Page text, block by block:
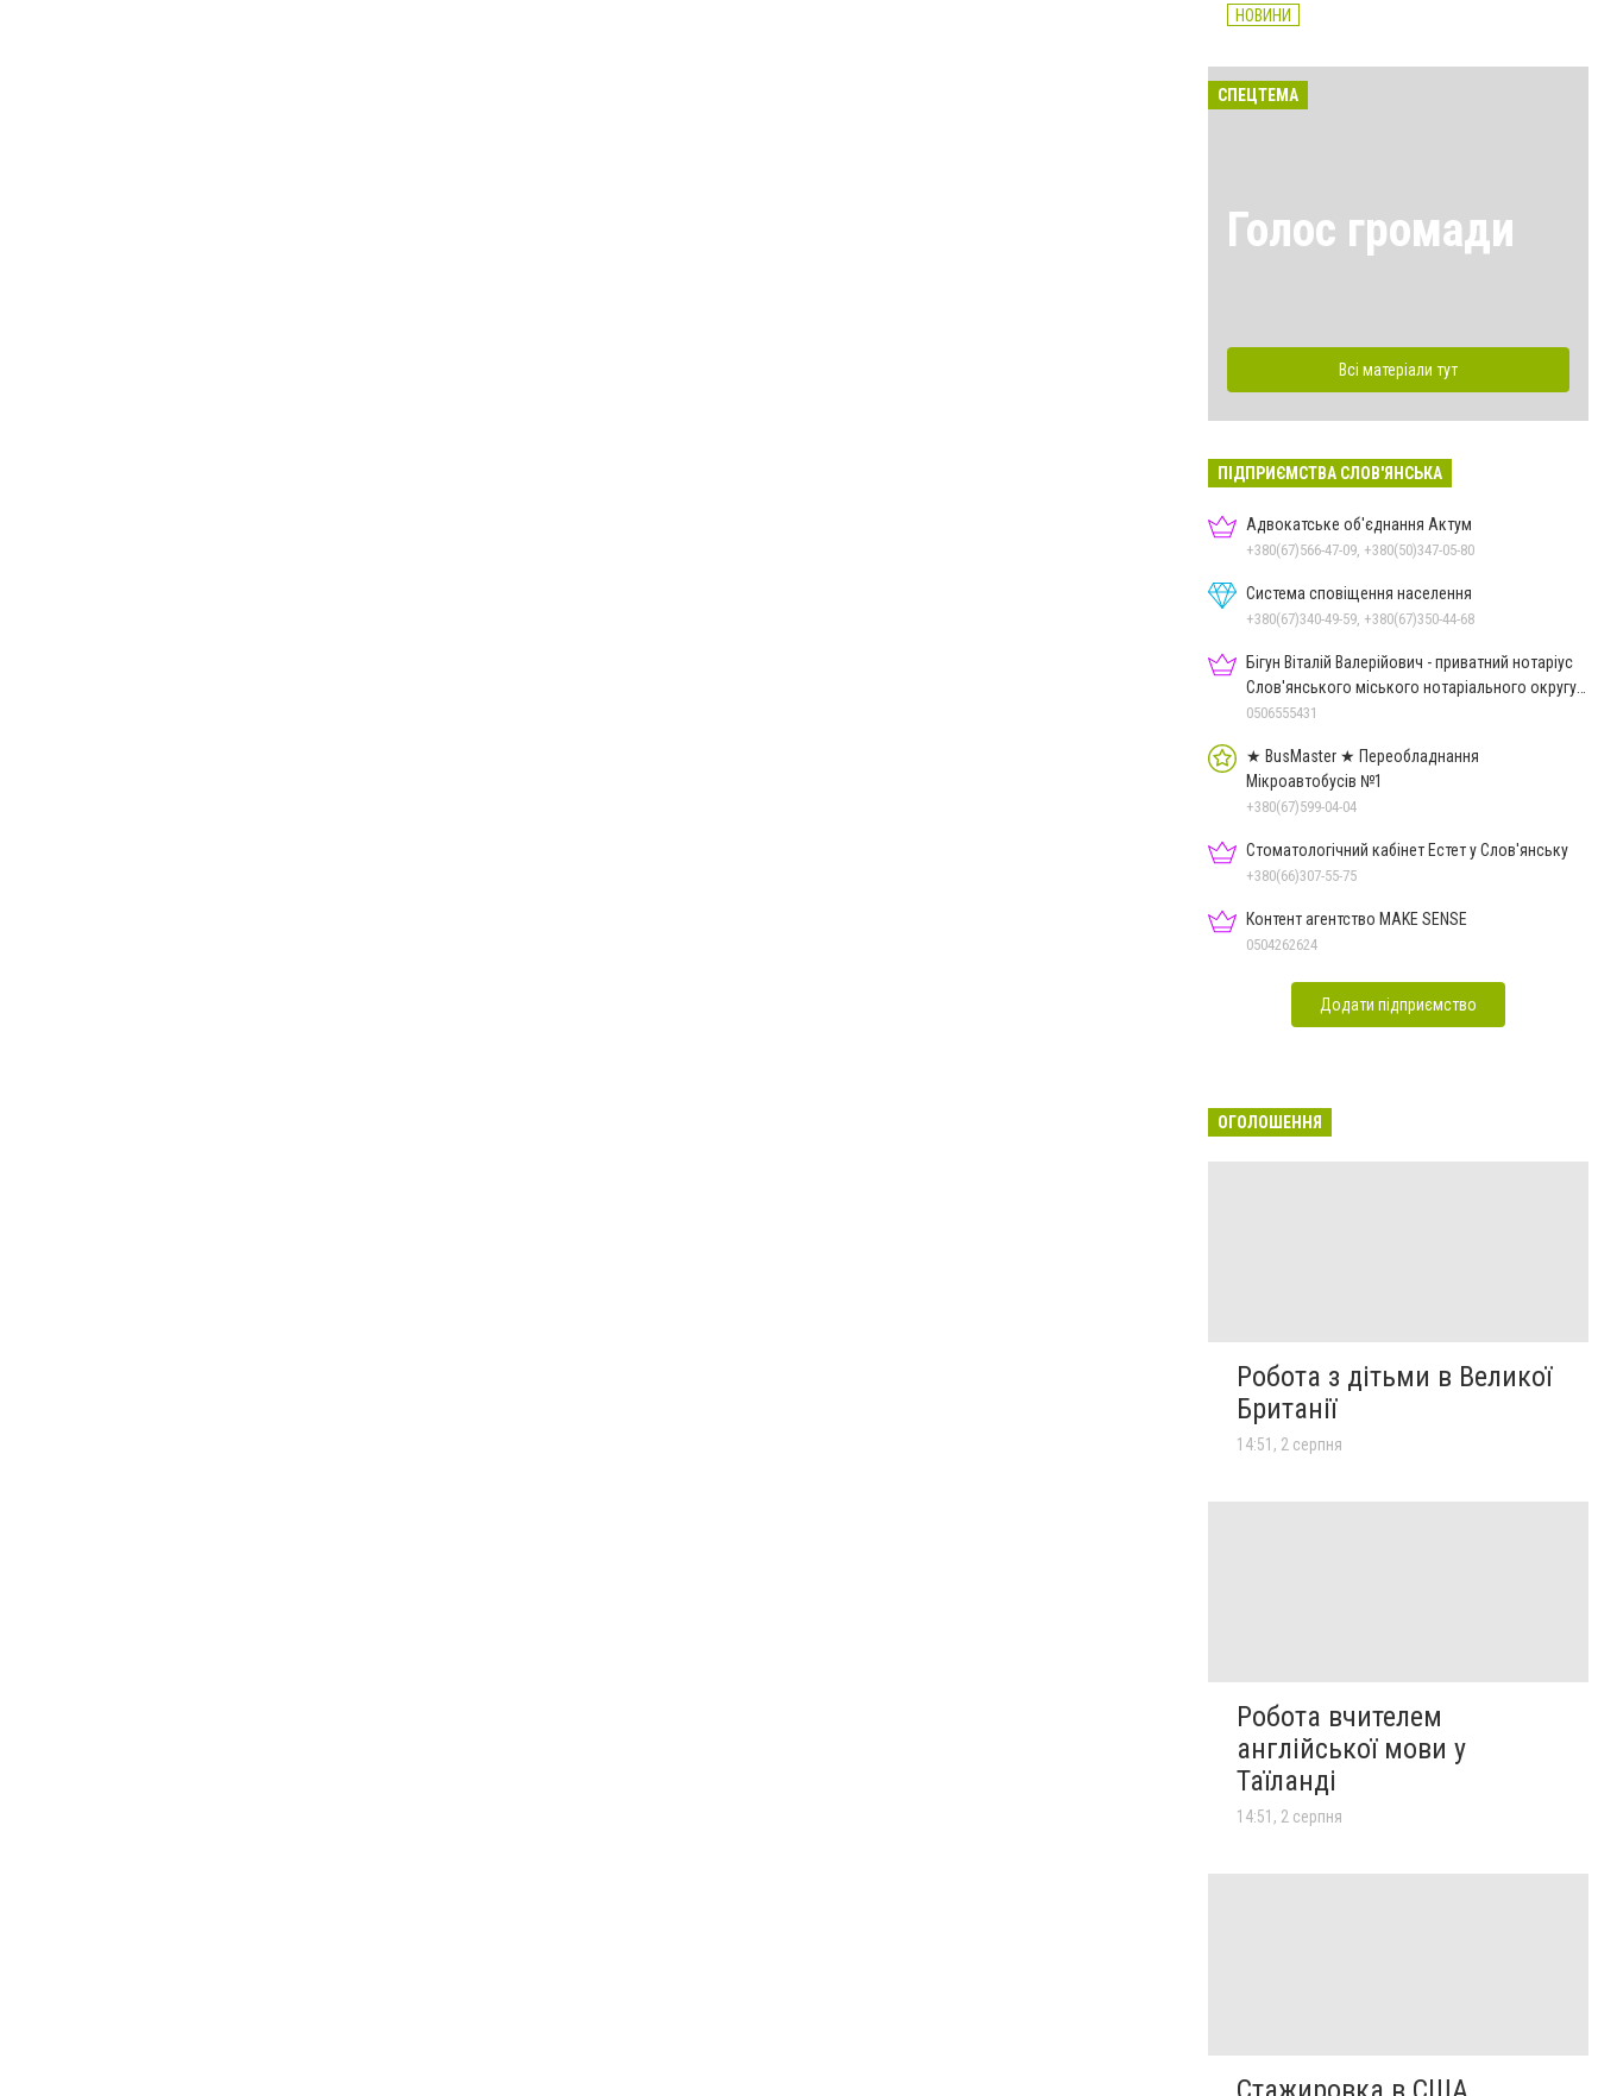
НОВИНИ
СПЕЦТЕМА
Голос громади
Всі матеріали тут
ПІДПРИЄМСТВА СЛОВ'ЯНСЬКА
Адвокатське об'єднання Актум
+380(67)566-47-09, +380(50)347-05-80
Система сповіщення населення
+380(67)340-49-59, +380(67)350-44-68
Бігун Віталій Валерійович - приватний нотаріус
Слов'янського міського нотаріального округу
Дон.обл.
0506555431
★ BusMaster ★ Переобладнання
Мікроавтобусів №1
+380(67)599-04-04
Стоматологічний кабінет Естет у Слов'янську
+380(66)307-55-75
Контент агентство MAKE SENSE
0504262624
Додати підприємство
ОГОЛОШЕННЯ
Робота з дітьми в Великої
Британії
14:51, 2 серпня
Робота вчителем
англійської мови у
Таїланді
14:51, 2 серпня